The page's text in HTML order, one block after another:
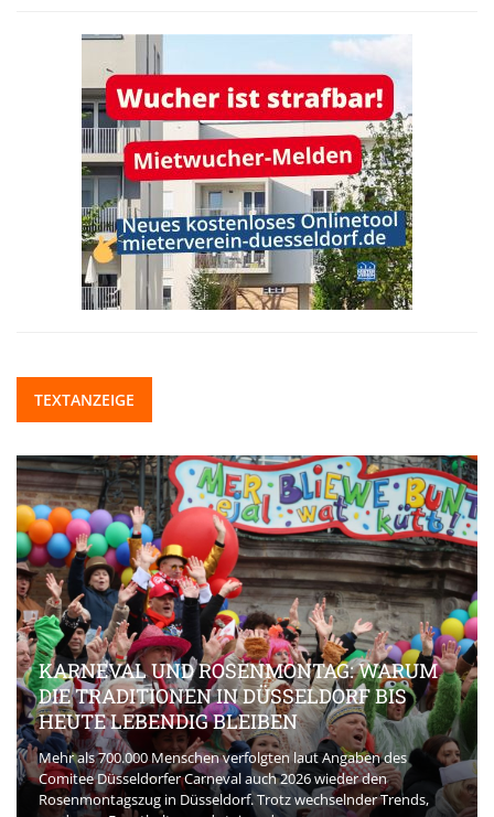
TEXTANZEIGE
KARNEVAL UND ROSENMONTAG: WARUM
DIE TRADITIONEN IN DÜSSELDORF BIS
HEUTE LEBENDIG BLEIBEN
Mehr als 700.000 Menschen verfolgten laut Angaben des
Comitee Düsseldorfer Carneval auch 2026 wieder den
Rosenmontagszug in Düsseldorf. Trotz wechselnder Trends,